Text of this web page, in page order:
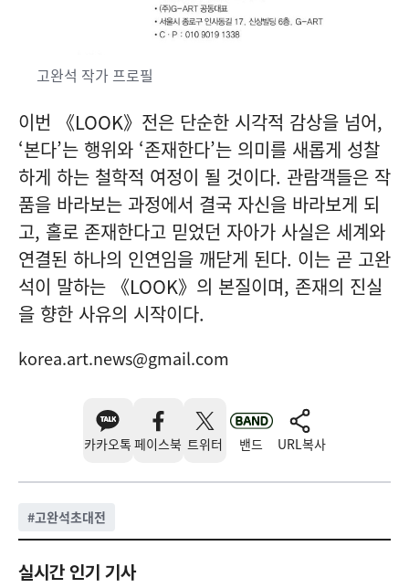
고완석 작가 프로필
이번 《LOOK》전은 단순한 시각적 감상을 넘어,
‘본다’는 행위와 ‘존재한다’는 의미를 새롭게 성찰
하게 하는 철학적 여정이 될 것이다. 관람객들은 작
품을 바라보는 과정에서 결국 자신을 바라보게 되
고, 홀로 존재한다고 믿었던 자아가 사실은 세계와
연결된 하나의 인연임을 깨닫게 된다. 이는 곧 고완
석이 말하는 《LOOK》의 본질이며, 존재의 진실
을 향한 사유의 시작이다.
korea.art.news@gmail.com
카카오톡 페이스북 트위터 밴드 URL복사
#고완석초대전
실시간 인기 기사